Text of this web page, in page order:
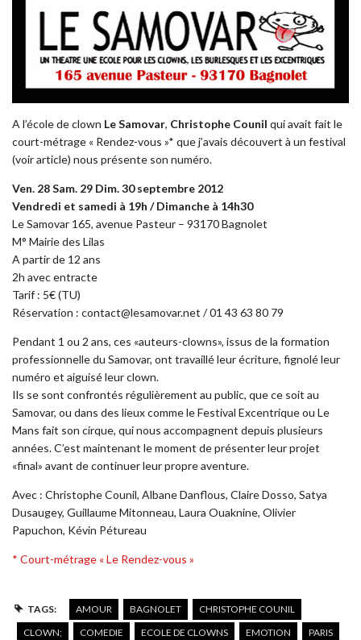
A l’école de clown Le Samovar, Christophe Counil qui avait fait le
court-métrage « Rendez-vous »* que j’avais découvert à un festival
(voir article) nous présente son numéro.
Ven. 28 Sam. 29 Dim. 30 septembre 2012
Vendredi et samedi à 19h / Dimanche à 14h30
Le Samovar 165, avenue Pasteur – 93170 Bagnolet
M° Mairie des Lilas
A partir de 12 ans
2h avec entracte
Tarif : 5€ (TU)
Réservation : contact@lesamovar.net / 01 43 63 80 79
Pendant 1 ou 2 ans, ces «auteurs-clowns», issus de la formation
professionnelle du Samovar, ont travaillé leur écriture, fignolé leur
numéro et aiguisé leur clown.
Ils se sont confrontés régulièrement au public, que ce soit au
Samovar, ou dans des lieux comme le Festival Excentrique ou Le
Mans fait son cirque, qui nous accompagnent depuis plusieurs
années. C’est maintenant le moment de présenter leur projet
«final» avant de continuer leur propre aventure.
Avec : Christophe Counil, Albane Danflous, Claire Dosso, Satya
Dusaugey, Guillaume Mitonneau, Laura Ouaknine, Olivier
Papuchon, Kévin Pétureau
* Court-métrage « Le Rendez-vous »
TAGS: AMOUR BAGNOLET
CHRISTOPHE COUNIL
CLOWN;
COMEDIE ECOLE DE CLOWNS EMOTION
PARIS